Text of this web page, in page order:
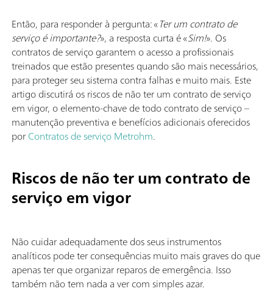
Então, para responder à pergunta: «Ter um contrato de
serviço é importante?», a resposta curta é «Sim!». Os
contratos de serviço garantem o acesso a profissionais
treinados que estão presentes quando são mais necessários,
para proteger seu sistema contra falhas e muito mais. Este
artigo discutirá os riscos de não ter um contrato de serviço
em vigor, o elemento-chave de todo contrato de serviço –
manutenção preventiva e benefícios adicionais oferecidos
porContratos de serviço Metrohm.
Riscos de não ter um contrato de
serviço em vigor
Não cuidar adequadamente dos seus instrumentos
analíticos pode ter consequências muito mais graves do que
apenas ter que organizar reparos de emergência. Isso
também não tem nada a ver com simples azar.